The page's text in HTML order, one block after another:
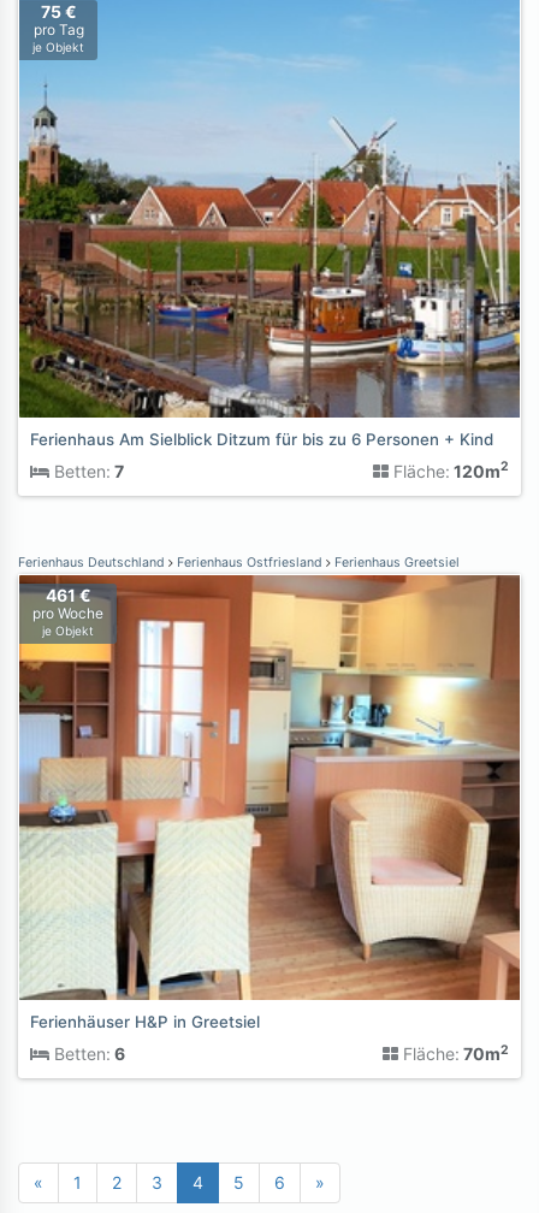
75 €
pro Tag
je Objekt
Ferienhaus Am Sielblick Ditzum für bis zu 6 Personen + Kind
Betten: 7 Fläche: 120m2
Ferienhaus Deutschland Ferienhaus Ostfriesland Ferienhaus Greetsiel
461 €
pro Woche
je Objekt
Ferienhäuser H&P in Greetsiel
Betten: 6 Fläche: 70m2
« 1 2 3 4 5 6 »